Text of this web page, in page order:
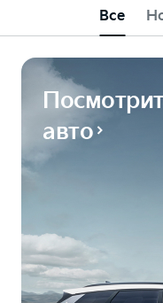
Все
авто